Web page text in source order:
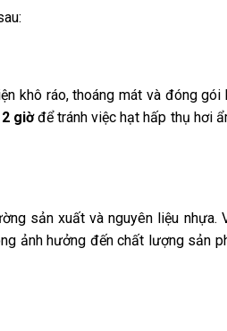
khô ráo, thoáng mát và đóng gói
giờđể tránh việc hạt hấp thụ hơi
sản xuất và nguyên liệu nhựa.
ảnh hưởng đến chất lượng sản